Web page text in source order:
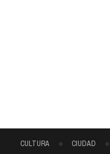
CULTURA CIUDAD